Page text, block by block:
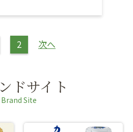
2 次へ
ドサイト
Brand Site